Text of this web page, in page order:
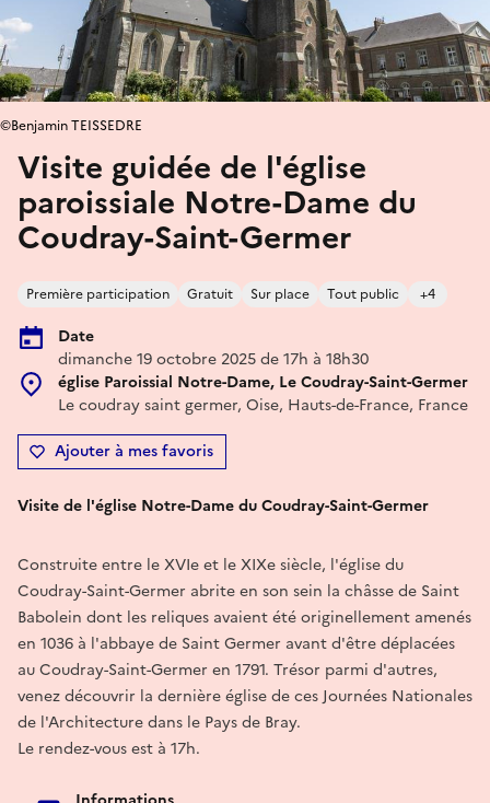
Visite guidée de l'église
paroissiale Notre-Dame du
Coudray-Saint-Germer
Première participation Gratuit Sur place Tout public +4
Date
dimanche 19 octobre 2025 de 17h à 18h30
église Paroissial Notre-Dame, Le Coudray-Saint-Germer
Le coudray saint germer, Oise, Hauts-de-France, France
Ajouter à mes favoris
©Benjamin TEISSEDRE
Visite de l'église Notre-Dame du Coudray-Saint-Germer
Construite entre le XVIe et le XIXe siècle, l'église du
Coudray-Saint-Germer abrite en son sein la châsse de Saint
Babolein dont les reliques avaient été originellement amenés
en 1036 à l'abbaye de Saint Germer avant d'être déplacées
au Coudray-Saint-Germer en 1791. Trésor parmi d'autres,
venez découvrir la dernière église de ces Journées Nationales
de l'Architecture dans le Pays de Bray.
Le rendez-vous est à 17h.